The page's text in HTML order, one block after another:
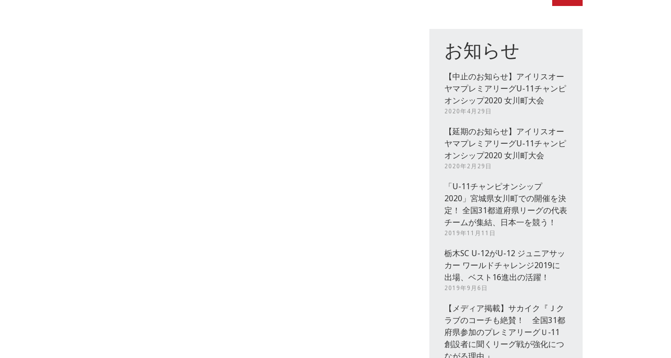
お知らせ
【中止のお知らせ】アイリスオー
ヤマプレミアリーグU-11チャンピ
オンシップ2020 女川町大会
2020年4月29日
【延期のお知らせ】アイリスオー
ヤマプレミアリーグU-11チャンピ
オンシップ2020 女川町大会
2020年2月29日
「U-11チャンピオンシップ
2020」宮城県女川町での開催を決
定！ 全国31都道府県リーグの代表
チームが集結、日本一を競う！
2019年11月11日
栃木SC U-12がU-12 ジュニアサッ
カー ワールドチャレンジ2019に
出場、ベスト16進出の活躍！
2019年9月6日
【メディア掲載】サカイク『Ｊク
ラブのコーチも絶賛！ 全国31都
府県参加のプレミアリーグＵ‐11
創設者に聞くリーグ戦が強化につ